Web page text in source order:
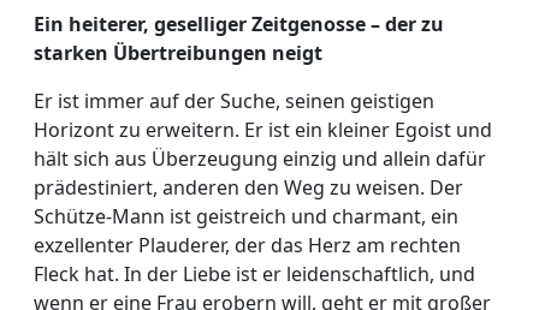
Ein heiterer, geselliger Zeitgenosse – der zu
starken Übertreibungen neigt
Er ist immer auf der Suche, seinen geistigen
Horizont zu erweitern. Er ist ein kleiner Egoist und
hält sich aus Überzeugung einzig und allein dafür
prädestiniert, anderen den Weg zu weisen. Der
Schütze-Mann ist geistreich und charmant, ein
exzellenter Plauderer, der das Herz am rechten
Fleck hat. In der Liebe ist er leidenschaftlich, und
wenn er eine Frau erobern will, geht er mit großer